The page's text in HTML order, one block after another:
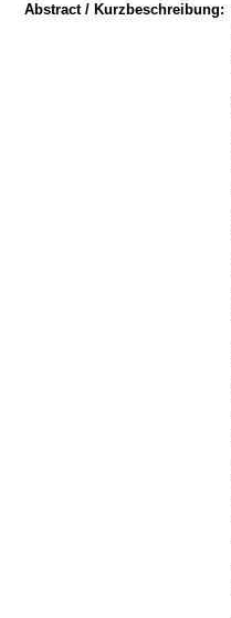
Abstract / Kurzbeschreibung: